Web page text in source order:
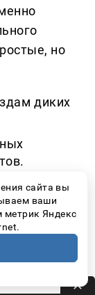
но
диких
насайта вы
ваши
метрик Яндекс